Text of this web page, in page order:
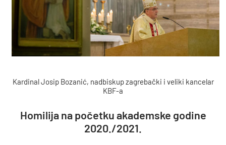
Kardinal Josip Bozanić, nadbiskup zagrebački i veliki kancelar
KBF-a
Homilija na početku akademske godine
2020./2021.